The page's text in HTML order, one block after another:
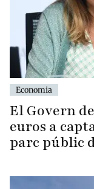
Economia
El Govern
euros a
parc públic